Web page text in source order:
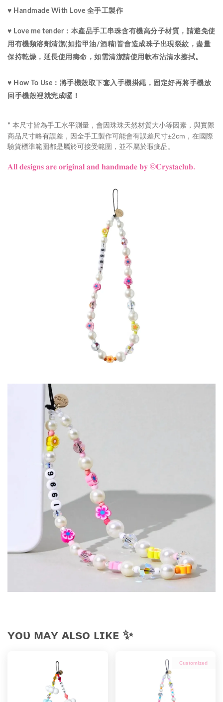
♥ Handmade With Love 全手工製作
♥ Love me tender： 本產品手工串珠含有機高分子材質，請避免使
用有機類溶劑清潔(如指甲油/酒精)皆會造成珠子出現裂紋，盡量
保持乾燥，延長使用壽命，如需清潔請使用軟布沾清水擦拭。
♥ How To Use：將手機殼取下套入手機掛繩，固定好再將手機放
回手機殼裡就完成囉！
* 本尺寸皆為手工水平測量，會因珠珠天然材質大小等因素，與實際
商品尺寸略有誤差，因全手工製作可能會有誤差尺寸±2cm，在國際
驗貨標準範圍都是屬於可接受範圍，並不屬於瑕疵品。
𝐀𝐥𝐥 𝐝𝐞𝐬𝐢𝐠𝐧𝐬 𝐚𝐫𝐞 𝐨𝐫𝐢𝐠𝐢𝐧𝐚𝐥 𝐚𝐧𝐝 𝐡𝐚𝐧𝐝𝐦𝐚𝐝𝐞 𝐛𝐲 ©𝐂𝐫𝐲𝐬𝐭𝐚𝐜𝐥𝐮𝐛.
ʏᴏᴜ ᴍᴀʏ ᴀʟsᴏ ʟɪᴋᴇ ✨
Customized